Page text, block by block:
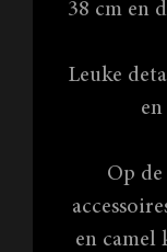
38 cm en
Leuke
Op
en camel